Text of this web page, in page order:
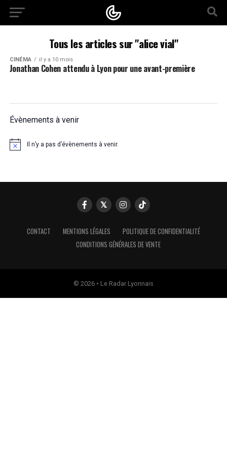
Tous les articles sur "alice vial"
CINÉMA il y a 10 mois
Jonathan Cohen attendu à Lyon pour une avant-première
Évènements à venir
Notice Il n’y a pas d’évènements à venir.
CONTACT MENTIONS LÉGALES
POLITIQUE DE CONFIDENTIALITÉ
CONDITIONS GÉNÉRALES DE VENTE
© 2026 • Le Radar Lyonnais